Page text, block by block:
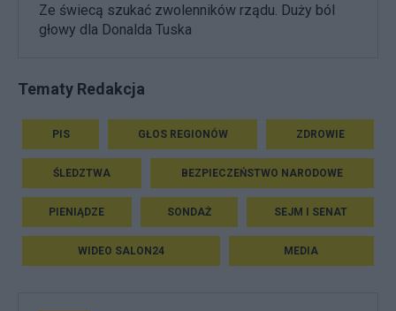
Ze świecą szukać zwolenników rządu. Duży ból
głowy dla Donalda Tuska
Tematy Redakcja
PIS GŁOS REGIONÓW ZDROWIE
ŚLEDZTWA BEZPIECZEŃSTWO NARODOWE
PIENIĄDZE SONDAŻ SEJM I SENAT
WIDEO SALON24 MEDIA